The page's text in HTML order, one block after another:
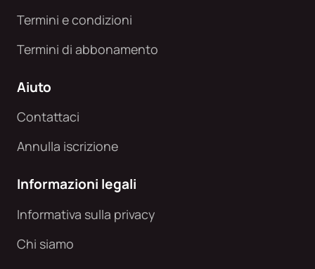
Termini e condizioni
Termini di abbonamento
Aiuto
Contattaci
Annulla iscrizione
Informazioni legali
Informativa sulla privacy
Chi siamo